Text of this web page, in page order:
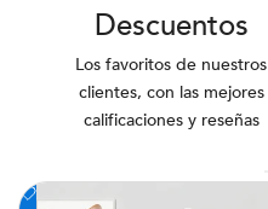
Descuentos
Los favoritos de nuestros
clientes, con las mejores
calificaciones y reseñas
Añadir